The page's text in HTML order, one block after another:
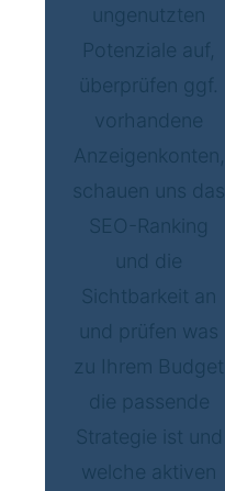
ungenutzten
Potenziale auf,
überprüfen ggf.
vorhandene
Anzeigenkonten,
schauen uns das
SEO-Ranking
und die
Sichtbarkeit an
und prüfen was
zu Ihrem Budget
die passende
Strategie ist und
welche aktiven